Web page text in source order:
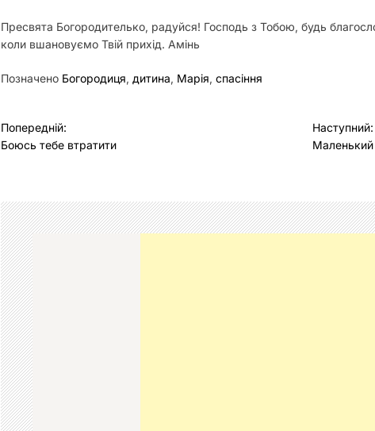
Пресвята Богородителько, радуйся! Господь з Тобою, будь
коли вшановуємо Твій прихід. Амінь
Позначено Богородиця, дитина, Марія, спасіння
Н
і
г
а
ц
і
я
з
а
п
Попередній:
Боюсь тебе втратити
Наступний:
Маленький